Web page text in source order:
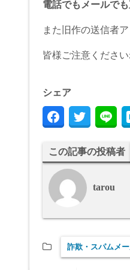
電話でもメールで
また旧作の送信者
皆様ご注意ください
シェア
この記事の投稿者
tarou
詐欺・スパムメ